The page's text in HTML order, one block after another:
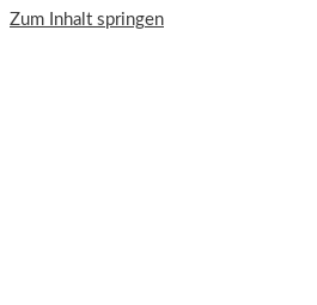
Zum Inhalt springen